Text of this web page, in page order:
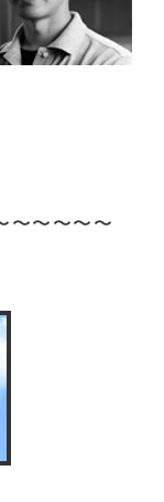
〜〜〜〜〜